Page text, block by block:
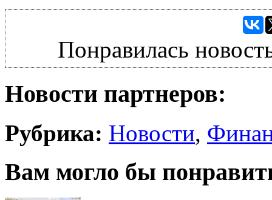
Понравилась
Новости партнеров:
Рубрика: Новости,
Вам могло бы